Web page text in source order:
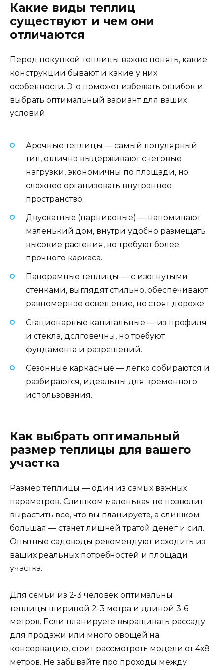
Какие виды теплиц
существуют и чем они
отличаются
Перед покупкой теплицы важно понять, какие
конструкции бывают и какие у них
особенности. Это поможет избежать ошибок и
выбрать оптимальный вариант для ваших
условий.
Арочные теплицы — самый популярный
тип, отлично выдерживают снеговые
нагрузки, экономичны по площади, но
сложнее организовать внутреннее
пространство.
Двускатные (парниковые) — напоминают
маленький дом, внутри удобно размещать
высокие растения, но требуют более
прочного каркаса.
Панорамные теплицы — с изогнутыми
стенками, выглядят стильно, обеспечивают
равномерное освещение, но стоят дороже.
Стационарные капитальные — из профиля
и стекла, долговечны, но требуют
фундамента и разрешений.
Сезонные каркасные — легко собираются и
разбираются, идеальны для временного
использования.
Как выбрать оптимальный
размер теплицы для вашего
участка
Размер теплицы — один из самых важных
параметров. Слишком маленькая не позволит
вырастить всё, что вы планируете, а слишком
большая — станет лишней тратой денег и сил.
Опытные садоводы рекомендуют исходить из
ваших реальных потребностей и площади
участка.
Для семьи из 2-3 человек оптимальны
теплицы шириной 2-3 метра и длиной 3-6
метров. Если планируете выращивать рассаду
для продажи или много овощей на
консервацию, стоит рассмотреть модели от 4х8
метров. Не забывайте про проходы между